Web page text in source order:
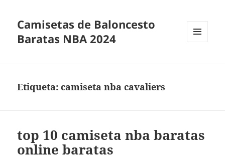
Camisetas de Baloncesto
Baratas NBA 2024
Etiqueta:camiseta nba cavaliers
top 10 camiseta nba baratas
online baratas